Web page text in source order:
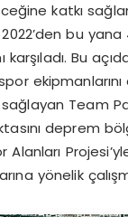
katkı
bu
karşıladı. Bu
Team
deprem
yönelik